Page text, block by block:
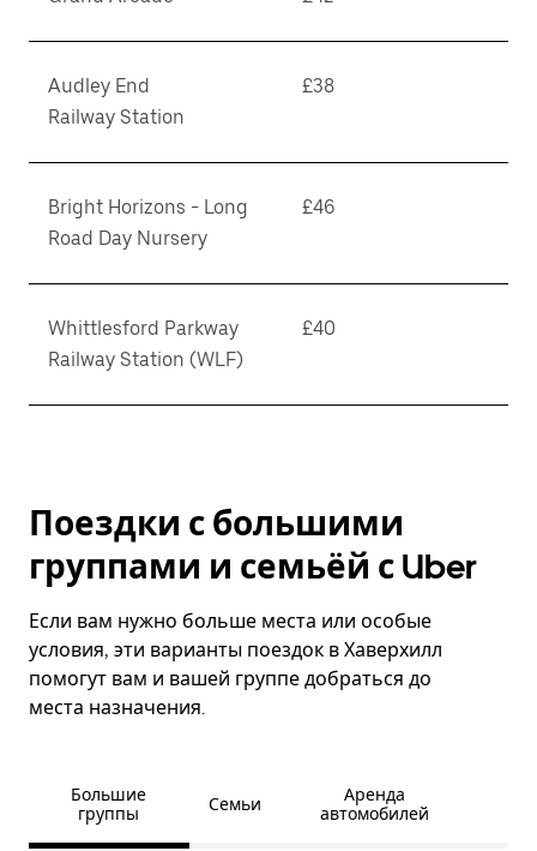
Audley End
Railway Station
£38
Bright Horizons - Long
Road Day Nursery
£46
Whittlesford Parkway
Railway Station (WLF)
£40
Поездки с большими
группами и семьёй с Uber
Если вам нужно больше места или особые
условия, эти варианты поездок в Хаверхилл
помогут вам и вашей группе добраться до
места назначения.
Большие
группы
Семьи
Аренда
автомобилей